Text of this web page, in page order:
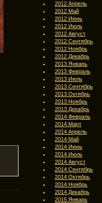
2012 Апрель
2012 Май
2012 Июнь
2012 Июль
2012 Август
2012 Сентябрь
2012 Ноябрь
2012 Декабрь
2013 Январь
2013 Февраль
2013 Июль
2013 Сентябрь
2013 Октябрь
2013 Ноябрь
2013 Декабрь
2014 Февраль
2014 Март
2014 Апрель
2014 Май
2014 Июнь
2014 Июль
2014 Август
2014 Сентябрь
2014 Октябрь
2014 Ноябрь
2014 Декабрь
2015 Январь